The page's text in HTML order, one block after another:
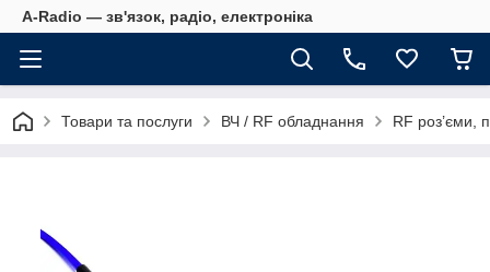
A-Radio — зв'язок, радіо, електроніка
Товари та послуги ВЧ / RF обладнання RF роз’єми,